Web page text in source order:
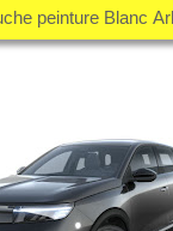
peinture Blanc